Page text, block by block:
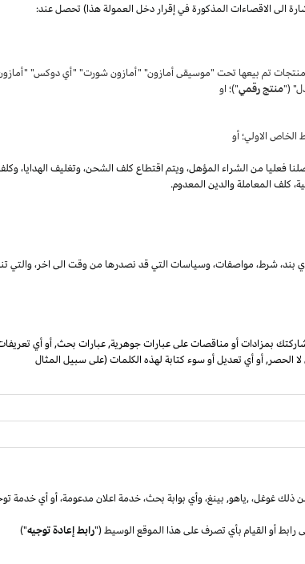
الى الاقصاءات المذكورة في إقرار دخل العمولة هذا) تحصل عند:
منتجات تم بيعها تحت "موسيقى أمازون" "أمازون شورت" "أي دوكس"
" ("منتج رقمي")؛ او
فعليا من الشراء المؤهل،ويتم اقتطاع كلف الشحن،وتغليف الهدايا،
، كلف المعاملة والدين المعدوم.
بند،شرط، مواصفات،وسياسات التي قد نصدرها من وقت الى اخر،والتي
بمزادات أو مناقصات على عبارات جوهرية, عبارات بحث, أو أي
الحصر, أو أي تعديل أو سوء كتابة لهذه الكلمات (على سبيل المثال
ذلكغوغل،,ياهو, بينغ،وأي بوابة بحث،خدمة اعلان مدعومة،أوأي خدمة
أو القيام بأي تصرف على هذا الموقع الوسيط ("رابط إعادة توجيه")